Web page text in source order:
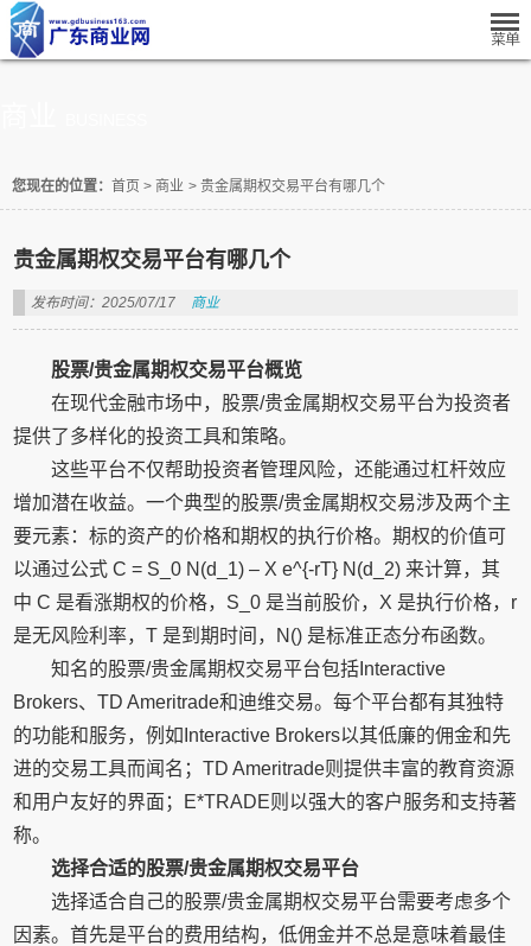
您现在的位置： 首页 > 商业 > 贵金属期权交易平台有哪几个
贵金属期权交易平台有哪几个
发布时间：2025/07/17 商业
股票/贵金属期权交易平台概览
在现代金融市场中，股票/贵金属期权交易平台为投资者
提供了多样化的投资工具和策略。
这些平台不仅帮助投资者管理风险，还能通过杠杆效应
增加潜在收益。一个典型的股票/贵金属期权交易涉及两个主
要元素：标的资产的价格和期权的执行价格。期权的价值可
以通过公式 C = S_0 N(d_1) – X e^{-rT} N(d_2) 来计算，其
中 C 是看涨期权的价格，S_0 是当前股价，X 是执行价格，r
是无风险利率，T 是到期时间，N() 是标准正态分布函数。
知名的股票/贵金属期权交易平台包括Interactive
Brokers、TD Ameritrade和迪维交易。每个平台都有其独特
的功能和服务，例如Interactive Brokers以其低廉的佣金和先
进的交易工具而闻名；TD Ameritrade则提供丰富的教育资源
和用户友好的界面；E*TRADE则以强大的客户服务和支持著
称。
选择合适的股票/贵金属期权交易平台
选择适合自己的股票/贵金属期权交易平台需要考虑多个
因素。首先是平台的费用结构，低佣金并不总是意味着最佳